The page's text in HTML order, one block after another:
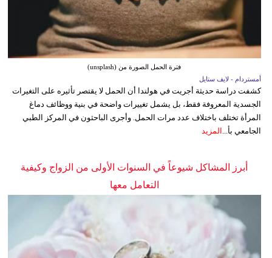
فترة الحمل الصورة من (unsplash)
أمستردام - لايف ستايل
كشفت دراسة حديثة أجريت في هولندا أن الحمل لا يقتصر تأثيره على التغيرات
الجسدية المعروفة فقط، بل يشمل تغييرات واضحة في بنية ووظائف دماغ
المرأة تختلف باختلاف عدد مرات الحمل. وأجرى الباحثون في المركز الطبي
الجامعي بأ... المزيد
أبرز المشاكل شيوعاً في السنوات الأولى من الزواج وكيفية
التعامل معها